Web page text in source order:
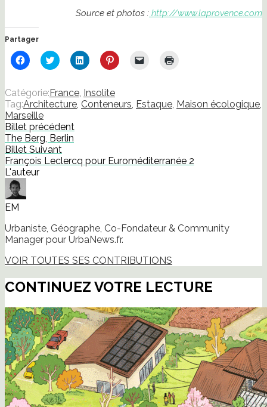
Source et photos : http://www.laprovence.com
Partager
Cliquez
pour
Facebook(ouvre
dans
une
nouvelle
fenêtre)
Cliquez
pour
Twitter(ouvre
dans
une
fenêtre)
Cliquez
pour
LinkedIn(ouvre
dans
une
Cliquez
pour
une
Cliquer
e-
nouvelle
fenêtre)
fenêtre)
Catégorie: France, Insolite
Tag:Architecture, Conteneurs, Estaque, Maison écologique,
Marseille
Billet précédent
The Berg, Berlin
Billet Suivant
François Leclercq pour Euroméditerranée 2
L'auteur
EM
Urbaniste, Géographe, Co-Fondateur & Community
Manager pour UrbaNews.fr.
VOIR TOUTES SES CONTRIBUTIONS
CONTINUEZ VOTRE LECTURE